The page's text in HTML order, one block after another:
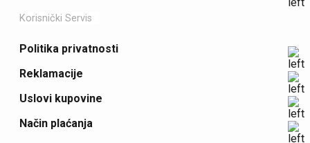
Korisnički Servis
Politika privatnosti
Reklamacije
Uslovi kupovine
Način plaćanja